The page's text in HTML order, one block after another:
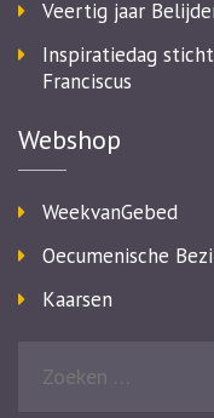
Veertig jaar
Inspiratiedag
Franciscus
Webshop
WeekvanGebed
Oecumenische
Kaarsen